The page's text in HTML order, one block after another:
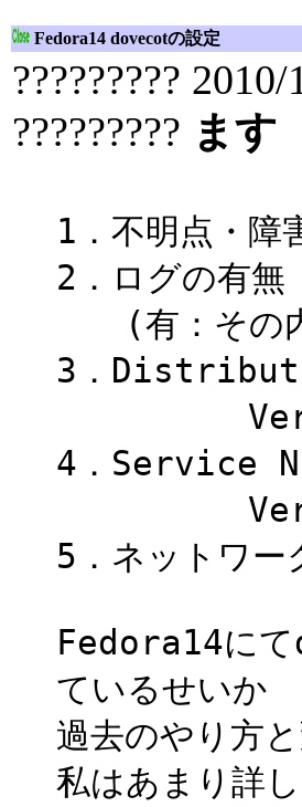
Fedora14 dovecotの設定
?????????
????????? ます
1．不明点・
2．ログの
(有：その
3．
4．Service
5．ネットワー
Fedora14にて
ているせいか
過去のやり方
私はあまり詳